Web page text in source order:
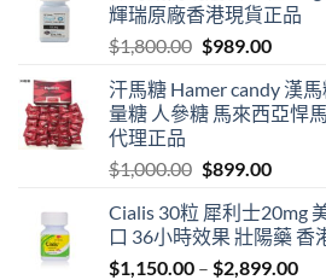
輝瑞原廠香港現貨正品
$1,800.00 Original
was:
$1,800.00.
$989.00Current
is:
汗馬糖 Hamer candy 漢
量糖 人參糖 馬來西亞悍
代理正品
$1,000.00 Original
was:
$1,000.00.
$899.00Current
is:
Cialis 30粒 犀利士20mg
口 36小時效果 壯陽藥 香
$1,150.00 – $2,899.00